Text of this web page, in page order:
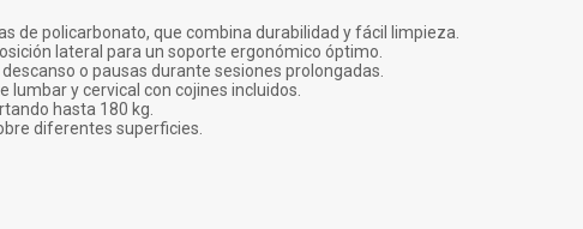
de policarbonato, que combina durabilidad y fácil limpieza.
lateral para un soporte ergonómico óptimo.
o pausas durante sesiones prolongadas.
y cervical con cojines incluidos.
hasta 180 kg.
diferentes superficies.